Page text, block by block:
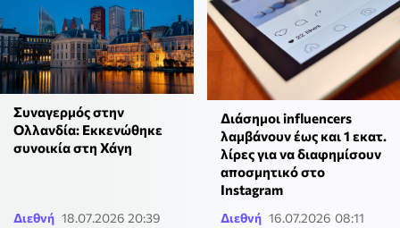
Συναγερμός στην
Ολλανδία: Εκκενώθηκε
συνοικία στη Χάγη
Διεθνή 18.07.2026 20:39
Διάσημοι influencers
λαμβάνουν έως και 1 εκατ.
λίρες για να διαφημίσουν
αποσμητικό στο
Instagram
Διεθνή 16.07.2026 08:11